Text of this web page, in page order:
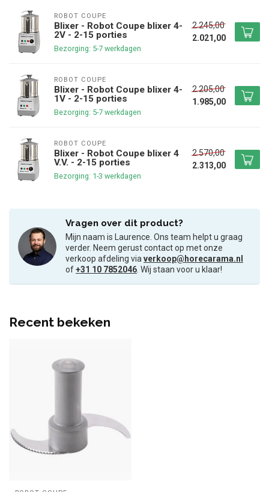
ROBOT COUPE
Blixer - Robot Coupe blixer 4-
2V - 2-15 porties
Bezorging: 5-7 werkdagen
2.245,00
2.021,00
ROBOT COUPE
Blixer - Robot Coupe blixer 4-
1V - 2-15 porties
Bezorging: 5-7 werkdagen
2.205,00
1.985,00
ROBOT COUPE
Blixer - Robot Coupe blixer 4
V.V. - 2-15 porties
Bezorging: 1-3 werkdagen
2.570,00
2.313,00
Vragen over dit product?
Mijn naam is Laurence. Ons team helpt u graag
verder. Neem gerust contact op met onze
verkoop afdeling viaverkoop@horecarama.nl
of+31 10 7852046. Wij staan voor u klaar!
Recent bekeken